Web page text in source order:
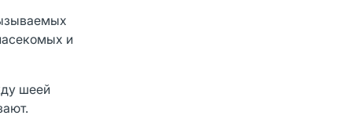
и
шеей